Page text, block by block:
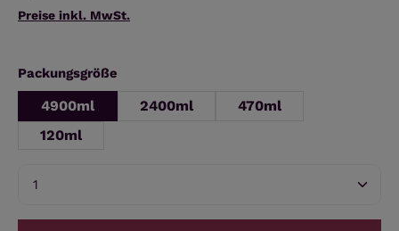
Preise inkl. MwSt.
Packungsgröße
4900ml 2400ml
470ml
120ml
Produkt Anzahl: Gib den gewünschten Wert